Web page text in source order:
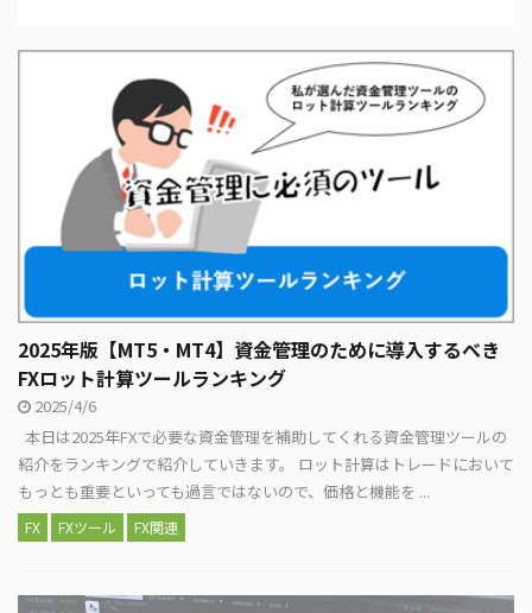
2025年版【MT5・MT4】資金管理のために導入するべき
FXロット計算ツールランキング
2025/4/6
本日は2025年FXで必要な資金管理を補助してくれる資金管理ツールの
紹介をランキングで紹介していきます。 ロット計算はトレードにおいて
もっとも重要といっても過言ではないので、価格と機能を ...
FX FXツール FX関連